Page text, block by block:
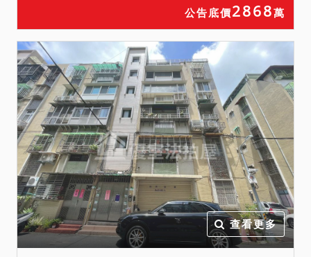
者，以抽籤定之。
五、抵押權登記拍定後塗
銷。
六、投標日期：中華民國
115年6月9日第1次拍賣。
（下午2時30分開始投標，3
時開標。）
公告底價2868萬
查看更多